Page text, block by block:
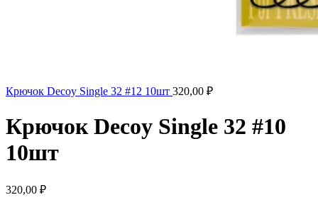
Крючок Decoy Single 32 #12 10шт 320,00 ₽
Крючок Decoy Single 32 #10
10шт
320,00 ₽